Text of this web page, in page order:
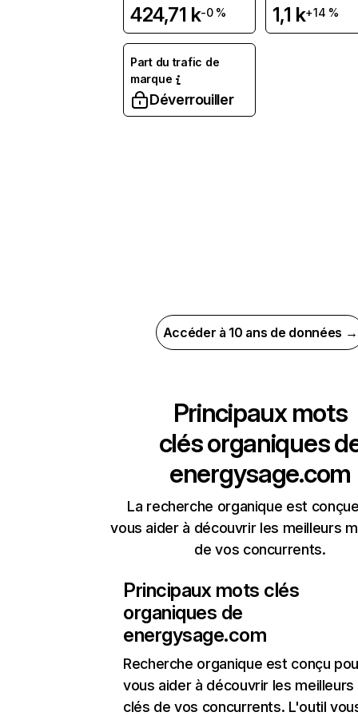
424,71 k-0 % 1,1 k+14 %
Part du trafic de
marque
Déverrouiller
Accéder à 10 ans de données →
Principaux mots
clés organiques
energysage.com
La recherche organique est
vous aider à découvrir les meilleurs
de vos concurrents.
Principaux mots clés
organiques de
energysage.com
Recherche organique est conçu
vous aider à découvrir les
clés de vos concurrents. L'outil